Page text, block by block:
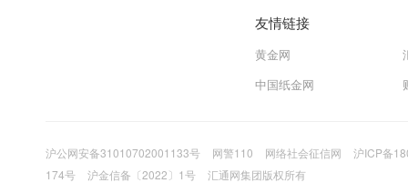
友情链接
黄金网
中国纸金网
沪公网安备31010702001133号 网警110 网络社会征信网
沪ICP备
174号
沪金信备〔2022〕1号 汇通网集团版权所有